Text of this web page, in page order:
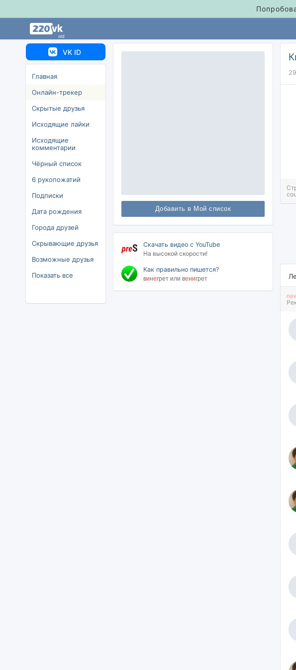
old
VK ID
Главная
Онлайн-трекер
Скрытые друзья
Исходящие лайки
Исходящие
комментарии
Чёрный список
6 рукопожатий
Подписки
Дата рождения
Города друзей
Скрывающие друзья
Возможные друзья
Показать все
Добавить в Мой список
Скачать видео с YouTube
На высокой скорости!
Как правильно пишется?
винегрет или венигрет